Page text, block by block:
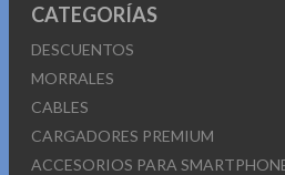
CATEGORÍAS
DESCUENTOS
MORRALES
CABLES
CARGADORES PREMIUM
ACCESORIOS PARA